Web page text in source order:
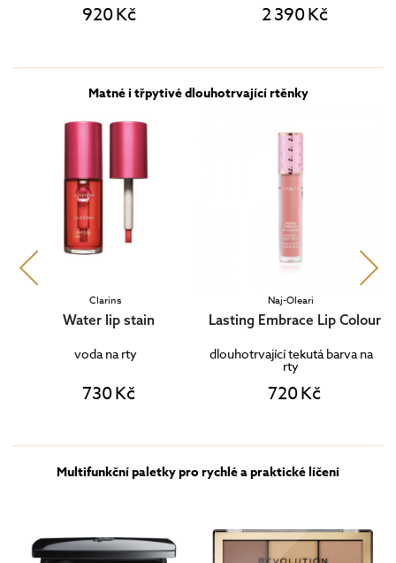
920 Kč 2 390 Kč
Matné i třpytivé dlouhotrvající rtěnky
Clarins
Water lip stain
voda na rty
730 Kč
Naj-Oleari
Lasting Embrace Lip Colour
dlouhotrvající tekutá barva na
rty
720 Kč
Multifunkční paletky pro rychlé a praktické líčení